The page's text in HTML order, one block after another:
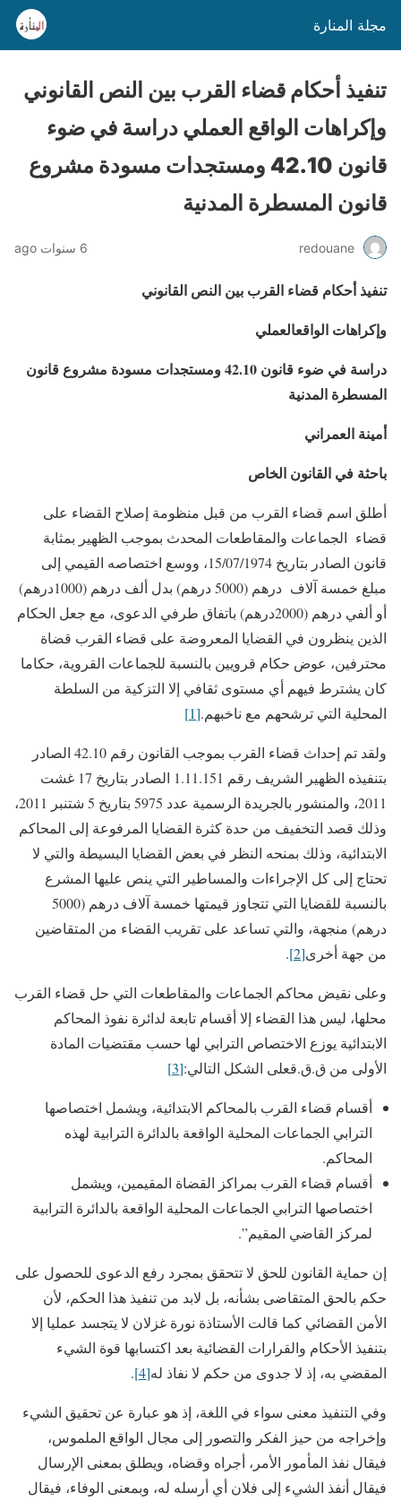
مجلة المنارة
تنفيذ أحكام قضاء القرب بين النص القانوني
وإكراهات الواقع العملي دراسة في ضوء
قانون 42.10 ومستجدات مسودة مشروع
قانون المسطرة المدنية
redouane 6 سنوات ago
تنفيذ أحكام قضاء القرب بين النص القانوني
وإكراهات الواقعالعملي
دراسة في ضوء قانون 42.10 ومستجدات مسودة مشروع قانون
المسطرة المدنية
أمينة العمراني
باحثة في القانون الخاص
أطلق اسم قضاء القرب من قبل منظومة إصلاح القضاء على
قضاء الجماعات والمقاطعات المحدث بموجب الظهير بمثابة
قانون الصادر بتاريخ 15/07/1974، ووسع اختصاصه القيمي إلى
مبلغ خمسة آلاف درهم (5000 درهم) بدل ألف درهم (1000درهم)
أو ألفي درهم (2000درهم) باتفاق طرفي الدعوى، مع جعل الحكام
الذين ينظرون في القضايا المعروضة على قضاء القرب قضاة
محترفين، عوض حكام قرويين بالنسبة للجماعات القروية، حكاما
كان يشترط فيهم أي مستوى ثقافي إلا التزكية من السلطة
المحلية التي ترشحهم مع ناخبهم.[1]
ولقد تم إحداث قضاء القرب بموجب القانون رقم 42.10 الصادر
بتنفيذه الظهير الشريف رقم 1.11.151 الصادر بتاريخ 17 غشت
2011، والمنشور بالجريدة الرسمية عدد 5975 بتاريخ 5 شتنبر 2011،
وذلك قصد التخفيف من حدة كثرة القضايا المرفوعة إلى المحاكم
الابتدائية، وذلك بمنحه النظر في بعض القضايا البسيطة والتي لا
تحتاج إلى كل الإجراءات والمساطير التي ينص عليها المشرع
بالنسبة للقضايا التي تتجاوز قيمتها خمسة آلاف درهم (5000
درهم) منجهة، والتي تساعد على تقريب القضاء من المتقاضين
من جهة أخرى[2]
.
وعلى نقيض محاكم الجماعات والمقاطعات التي حل قضاء القرب
محلها، ليس هذا القضاء إلا أقسام تابعة لدائرة نفوذ المحاكم
الابتدائية يوزع الاختصاص الترابي لها حسب مقتضيات المادة
الأولى من ق.ق.قعلى الشكل التالي:[3]
أقسام قضاء القرب بالمحاكم الابتدائية، ويشمل اختصاصها
الترابي الجماعات المحلية الواقعة بالدائرة الترابية لهذه
المحاكم.
أقسام قضاء القرب بمراكز القضاة المقيمين، ويشمل
اختصاصها الترابي الجماعات المحلية الواقعة بالدائرة الترابية
لمركز القاضي المقيم”.
إن حماية القانون للحق لا تتحقق بمجرد رفع الدعوى للحصول على
حكم بالحق المتقاضى بشأنه، بل لابد من تنفيذ هذا الحكم، لأن
الأمن القضائي كما قالت الأستاذة نورة غزلان لا يتجسد عمليا إلا
بتنفيذ الأحكام والقرارات القضائية بعد اكتسابها قوة الشيء
المقضي به، إذ لا جدوى من حكم لا نفاذ له[4]
.
وفي التنفيذ معنى سواء في اللغة، إذ هو عبارة عن تحقيق الشيء
وإخراجه من حيز الفكر والتصور إلى مجال الواقع الملموس،
فيقال نفذ المأمور الأمر، أجراه وقضاه، ويطلق بمعنى الإرسال
فيقال أنفذ الشيء إلى فلان أي أرسله له، وبمعنى الوفاء، فيقال